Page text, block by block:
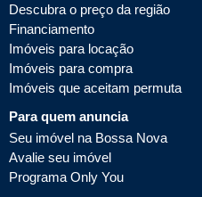
Descubra o preço da região
Financiamento
Imóveis para locação
Imóveis para compra
Imóveis que aceitam permuta
Para quem anuncia
Seu imóvel na Bossa Nova
Avalie seu imóvel
Programa Only You